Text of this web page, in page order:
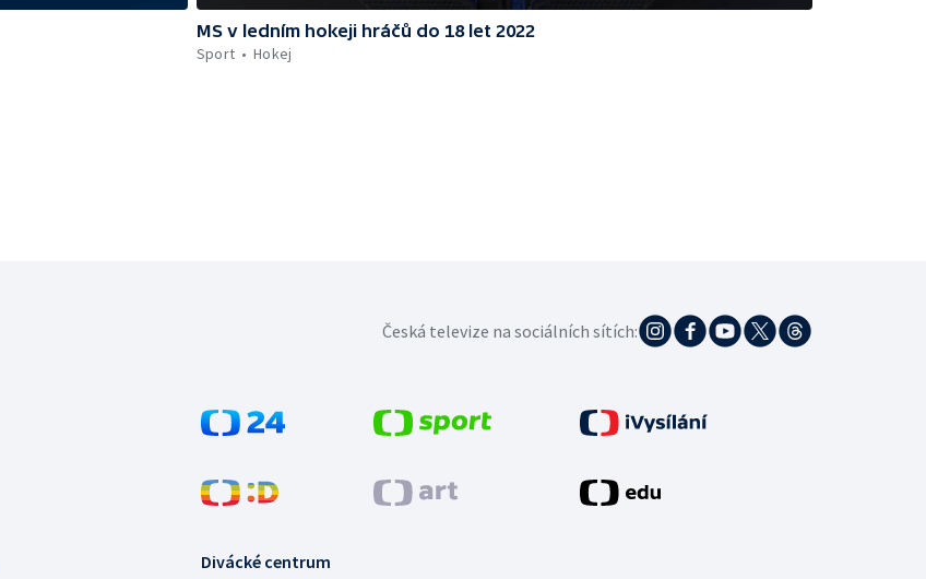
MS v ledním hokeji hráčů do 18 let 2022
Sport
Hokej
Divácké centrum
Česká televize na sociálních sítích: